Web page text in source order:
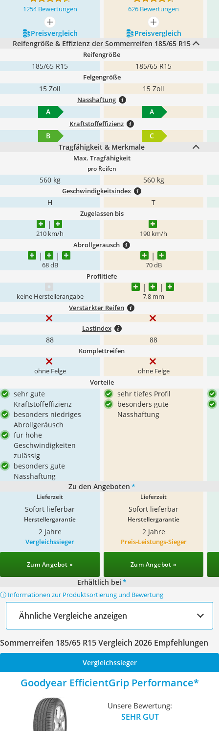
1254 Bewertungen 626 Bewertungen
mehr anzeigen
mehr anzeigen
Preis­vergleich
Preis­vergleich
Reifengröße & Effizienz der Sommerreifen 185/65 R15
Reifengröße
185/65 R15 185/65 R15
Felgengröße
15 Zoll 15 Zoll
Nasshaftung
A A
Kraftstoffeffizienz
B
C
Tragfähigkeit & Merkmale
Max. Tragfähigkeit
pro Reifen
560 kg 560 kg
Geschwindigkeitsindex
H T
Zugelassen bis
210 km/h 190 km/h
Abrollgeräusch
68 dB 70 dB
Profiltiefe
keine Herstellerangabe 7,8 mm
Verstärkter Reifen
Lastindex
88 88
Komplettreifen
ohne Felge ohne Felge
Vorteile
sehr gute
Kraftstoffeffizienz
besonders niedriges
Abrollgeräusch
für hohe
Geschwindigkeiten
zulässig
besonders gute
Nasshaftung
sehr tiefes Profil
besonders gute
Nasshaftung
Zu den Angeboten *
Lieferzeit
Sofort lieferbar
Lieferzeit
Sofort lieferbar
Herstellergarantie
2 Jahre
Herstellergarantie
2 Jahre
Vergleichssieger
Zum Angebot »
Preis-Leistungs-Sieger
Zum Angebot »
Erhältlich bei *
ⓘ Informationen zur Produktsortierung und Bewertung
Ähnliche Vergleiche anzeigen
Sommerreifen 185/65 R15 Vergleich 2026 Empfehlungen
Vergleichssieger
Goodyear EfficientGrip Performance
Unsere Bewertung:
SEHR GUT